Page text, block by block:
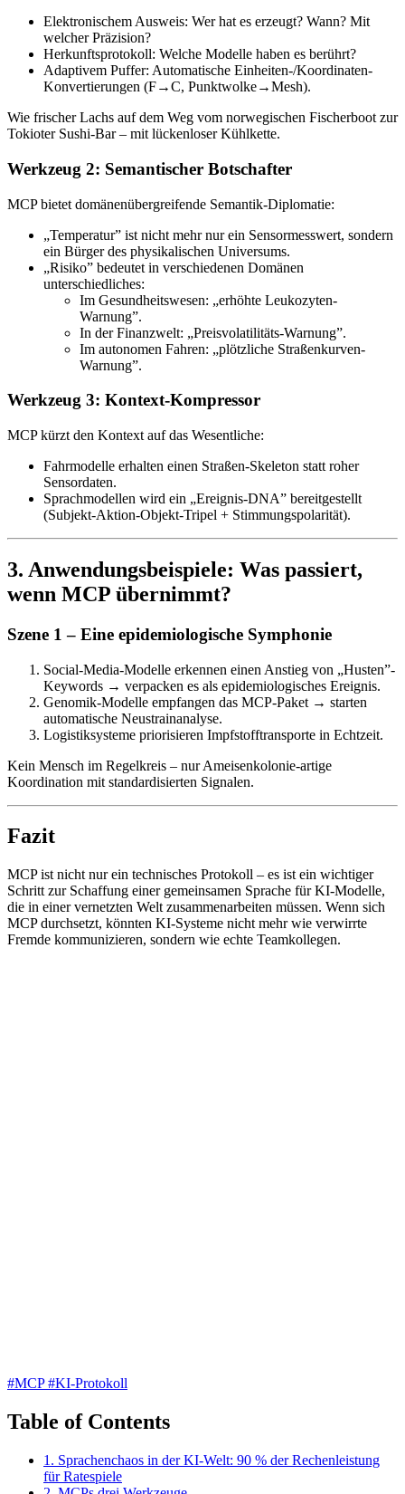
Elektronischem Ausweis: Wer hat es erzeugt? Wann? Mit
welcher Präzision?
Herkunftsprotokoll: Welche Modelle haben es berührt?
Adaptivem Puffer: Automatische Einheiten-/Koordinaten-
Konvertierungen (F→C, Punktwolke→Mesh).
Wie frischer Lachs auf dem Weg vom norwegischen Fischerboot zur
Tokioter Sushi-Bar – mit lückenloser Kühlkette.
Werkzeug 2: Semantischer Botschafter
MCP bietet domänenübergreifende Semantik-Diplomatie:
„Temperatur” ist nicht mehr nur ein Sensormesswert, sondern
ein Bürger des physikalischen Universums.
„Risiko” bedeutet in verschiedenen Domänen
unterschiedliches:
Im Gesundheitswesen: „erhöhte Leukozyten-
Warnung”.
In der Finanzwelt: „Preisvolatilitäts-Warnung”.
Im autonomen Fahren: „plötzliche Straßenkurven-
Warnung”.
Werkzeug 3: Kontext-Kompressor
MCP kürzt den Kontext auf das Wesentliche:
Fahrmodelle erhalten einen Straßen-Skeleton statt roher
Sensordaten.
Sprachmodellen wird ein „Ereignis-DNA” bereitgestellt
(Subjekt-Aktion-Objekt-Tripel + Stimmungspolarität).
3. Anwendungsbeispiele: Was passiert,
wenn MCP übernimmt?
Szene 1 – Eine epidemiologische Symphonie
Social-Media-Modelle erkennen einen Anstieg von „Husten”-
Keywords → verpacken es als epidemiologisches Ereignis.
Genomik-Modelle empfangen das MCP-Paket → starten
automatische Neustrainanalyse.
Logistiksysteme priorisieren Impfstofftransporte in Echtzeit.
Kein Mensch im Regelkreis – nur Ameisenkolonie-artige
Koordination mit standardisierten Signalen.
Fazit
MCP ist nicht nur ein technisches Protokoll – es ist ein wichtiger
Schritt zur Schaffung einer gemeinsamen Sprache für KI-Modelle,
die in einer vernetzten Welt zusammenarbeiten müssen. Wenn sich
MCP durchsetzt, könnten KI-Systeme nicht mehr wie verwirrte
Fremde kommunizieren, sondern wie echte Teamkollegen.
#MCP#KI-Protokoll
Table of Contents
1. Sprachenchaos in der KI-Welt: 90 % der Rechenleistung
für Ratespiele